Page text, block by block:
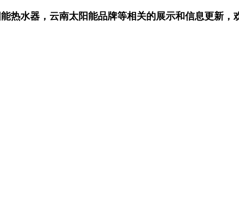
热水器，云南太阳能品牌等相关的展示和信息更新，